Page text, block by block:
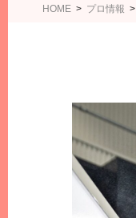
HOME > プロ情報 >